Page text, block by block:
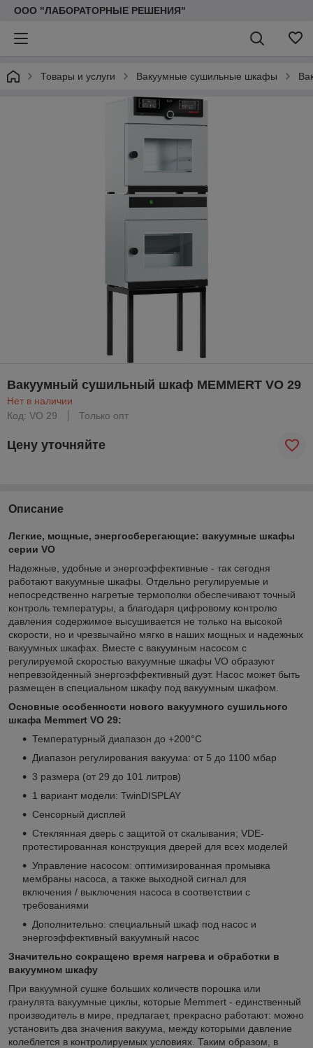
ООО "ЛАБОРАТОРНЫЕ РЕШЕНИЯ"
Товары и услуги Вакуумные сушильные шкафы
Вакуумный сушильный шкаф MEMMERT VO 29
Нет в наличии
Код: VO 29
Только опт
Цену уточняйте
Описание
Легкие, мощные, энергосберегающие: вакуумные шкафы
серии VO
Надежные, удобные и энергоэффективные - так сегодня
работают вакуумные шкафы. Отдельно регулируемые и
непосредственно нагретые термополки обеспечивают точный
контроль температуры, а благодаря цифровому контролю
давления содержимое высушивается не только на высокой
скорости, но и чрезвычайно мягко в наших мощных и надежных
вакуумных шкафах. Вместе с вакуумным насосом с
регулируемой скоростью вакуумные шкафы VO образуют
непревзойденный энергоэффективный дуэт. Насос может быть
размещен в специальном шкафу под вакуумным шкафом.
Основные особенности нового вакуумного сушильного
шкафа Memmert VO 29:
Температурный диапазон до +200°С
Диапазон регулирования вакуума: от 5 до 1100 мбар
3 размера (от 29 до 101 литров)
1 вариант модели: TwinDISPLAY
Сенсорный дисплей
Стеклянная дверь с защитой от скалывания; VDE-
протестированная конструкция дверей для всех моделей
Управление насосом: оптимизированная промывка
мембраны насоса, а также выходной сигнал для
включения / выключения насоса в соответствии с
требованиями
Дополнительно: специальный шкаф под насос и
энергоэффективный вакуумный насос
Значительно сокращено время нагрева и обработки в
вакуумном шкафу
При вакуумной сушке больших количеств порошка или
гранулята вакуумные циклы, которые Memmert - единственный
производитель в мире, предлагает, прекрасно работают: можно
установить два значения вакуума, между которыми давление
колеблется в контролируемых условиях. Таким образом, в